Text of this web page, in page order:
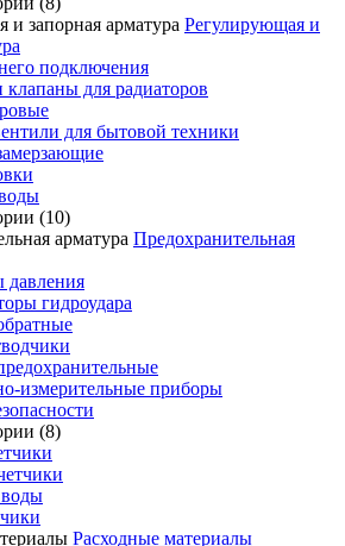
Регулирующая и
подключения
для радиаторов
для бытовой техники
(10)
Предохранительная
давления
гидроудара
измерительные приборы
(8)
Расходные материалы